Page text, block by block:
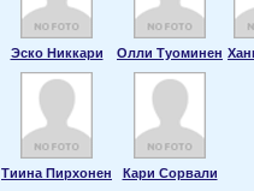
Эско Никкари Олли Туоминен
Тиина Пирхонен Кари Сорвали